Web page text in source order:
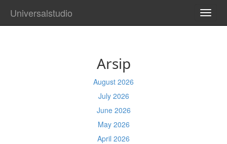
Universalstudio
Arsip
August 2026
July 2026
June 2026
May 2026
April 2026